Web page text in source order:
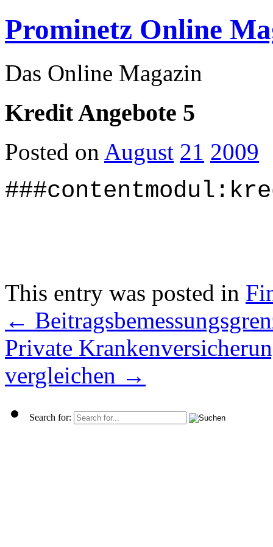
Prominetz Online
Das Online Magazin
Kredit Angebote 5
Posted on August 21 2009
This entry was posted in
←
Private
vergleichen →
Search for: